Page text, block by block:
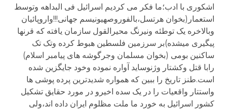
اشکوری با ادب؛ما فکر می کردیم اسرائیل فی البداهه وتوسط
استعمار(بخوان هرتسل،بالفوروصهیونیسم جهانی!!!واروپائیان
وبالاخره یک توطئه ونیرنگ محیرالقول سازمان یافته که قرنها
پیگیری میشده)بر سرزمین فلسطین هبوط کرده وتک تک
ساکنین بومی (بخوان مسلمان وجرگوشه های پیامبر اسلام)
رابا قتل وکشتار وژنوساید آواره نموده وخود جایگزین شده
است.طنز تاریخ را ببین که همواره شدیدترین پرده پوشی ها
واستتار واقعیات را در یک سده اخیرو در مورد حقایق تشکیل
کشور اسرائیل به خورد ما ملت مظلوم ایران داده اند،ولی